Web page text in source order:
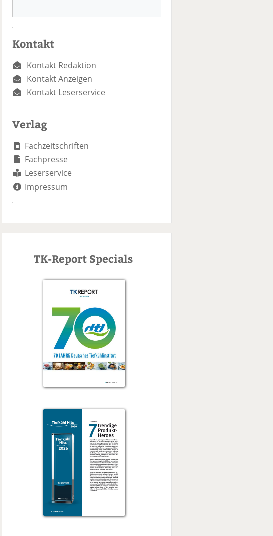
Kontakt
Kontakt Redaktion
Kontakt Anzeigen
Kontakt Leserservice
Verlag
Fachzeitschriften
Fachpresse
Leserservice
Impressum
TK-Report Specials